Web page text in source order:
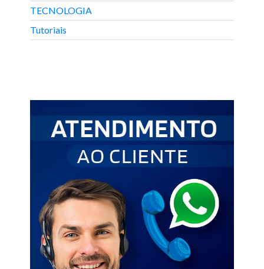
TECNOLOGIA
Tutoriais